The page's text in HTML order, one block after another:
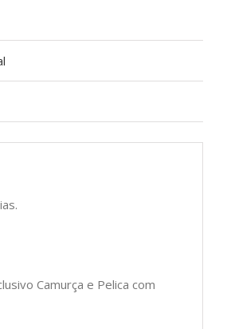
Camurça e Pelica com